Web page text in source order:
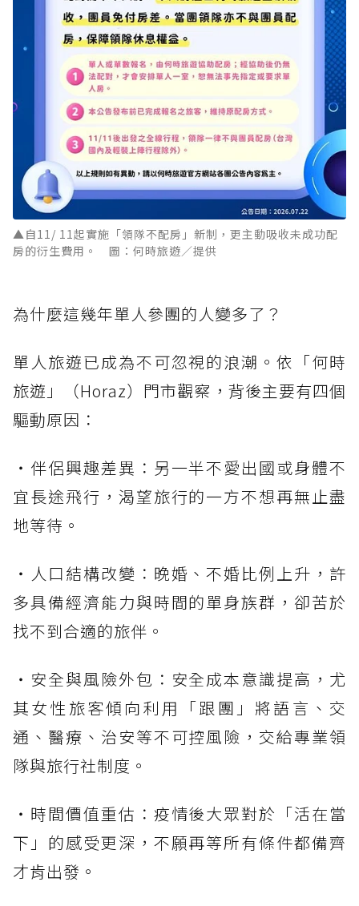
▲自11/ 11起實施「領隊不配房」新制，更主動吸收未成功配
房的衍生費用。 圖：何時旅遊／提供
為什麼這幾年單人參團的人變多了？
單人旅遊已成為不可忽視的浪潮。依「何時
旅遊」（Horaz）門市觀察，背後主要有四個
驅動原因：
・伴侶興趣差異：另一半不愛出國或身體不
宜長途飛行，渴望旅行的一方不想再無止盡
地等待。
・人口結構改變：晚婚、不婚比例上升，許
多具備經濟能力與時間的單身族群，卻苦於
找不到合適的旅伴。
・安全與風險外包：安全成本意識提高，尤
其女性旅客傾向利用「跟團」將語言、交
通、醫療、治安等不可控風險，交給專業領
隊與旅行社制度。
・時間價值重估：疫情後大眾對於「活在當
下」的感受更深，不願再等所有條件都備齊
才肯出發。